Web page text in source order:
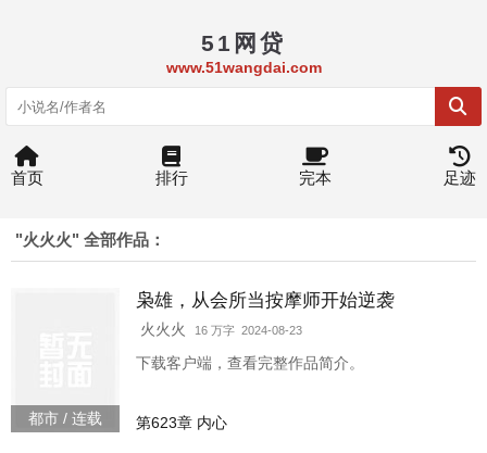
51网贷
www.51wangdai.com
首页 排行 完本 足迹
"火火火" 全部作品：
都市 / 连载
枭雄，从会所当按摩师开始逆袭
火火火 16 万字 2024-08-23
下载客户端，查看完整作品简介。
第623章 内心